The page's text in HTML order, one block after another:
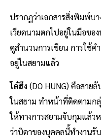
ปรากฏว่าเอกสารสิ่งพิมพ์บ
เวียดนามตกไปอยู่ในมือขอ
ดูสำนวนการเขียน การใช้ค
อยู่ในสยามแล้ว
โด๋ฮึง (DO HUNG) คือสาย
ในสยาม ทำหน้าที่ติดตามก
ให้ทางการสยามจับกุมแล้ว
ว่าบิดาของบุคคลนี้ทำงานรั